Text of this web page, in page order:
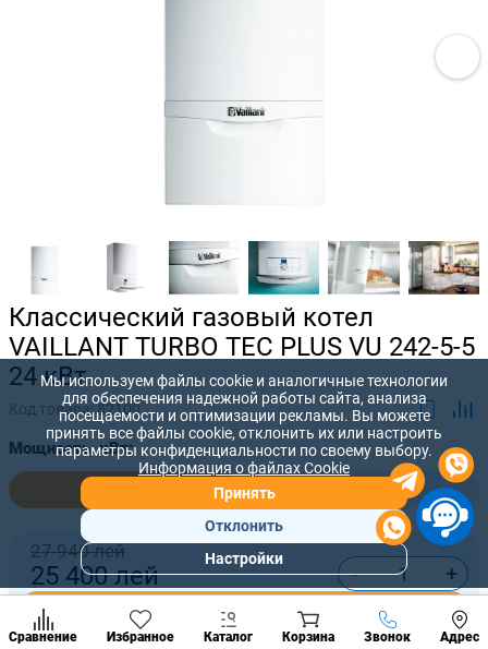
Классический газовый котел
VAILLANT TURBO TEC PLUS VU 242-5-5
24 кВт
Код товара:82100
Мощность, кВт:
27 940 лей
25 400лей - +
Купить сейчас
Сравнение Избранное Каталог Корзина Звонок Адрес
Позвонить
разделы
Мы используем файлы cookie и аналогичные технологии
для обеспечения надежной работы сайта, анализа
посещаемости и оптимизации рекламы. Вы можете
принять все файлы cookie, отклонить их или настроить
параметры конфиденциальности по своему выбору.
Информация о файлах Cookie
Принять
Отклонить
Настройки